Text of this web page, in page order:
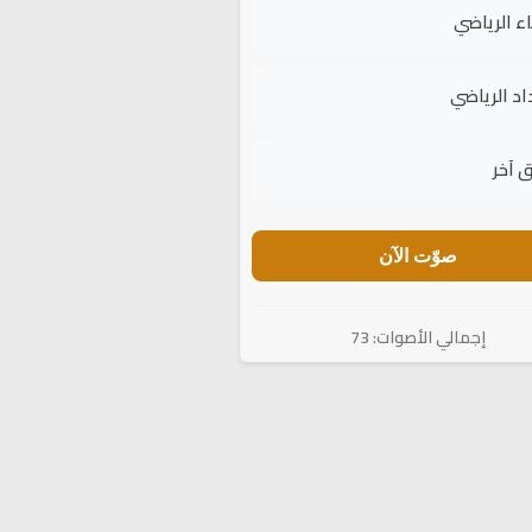
الرياضي
الرياضي
آخر
صوّت الآن
إجمالي الأصوات: 73